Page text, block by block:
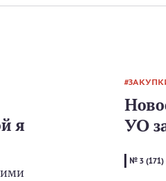
я
УО
№ 3 (171)